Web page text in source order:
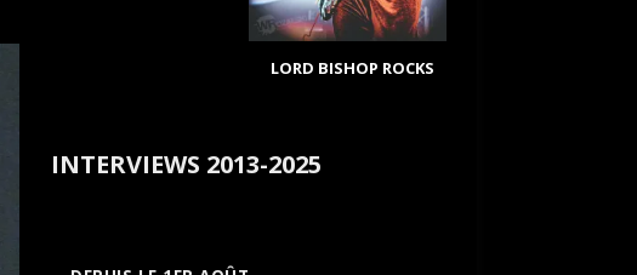
LORD BISHOP ROCKS
INTERVIEWS 2013-2025